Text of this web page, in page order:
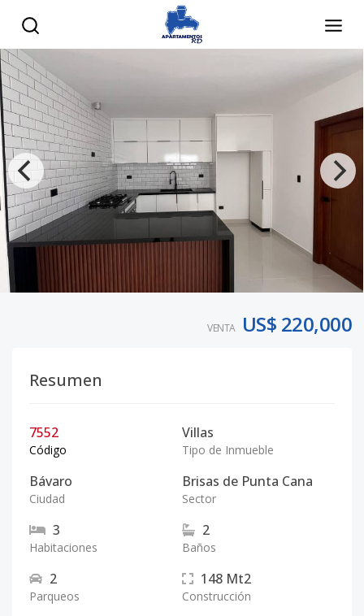
VENTA US$ 220,000
Resumen
7552
Código
Villas
Tipo de Inmueble
Bávaro
Ciudad
Brisas de Punta Cana
Sector
3
Habitaciones
2
Baños
2
Parqueos
148 Mt2
Construcción